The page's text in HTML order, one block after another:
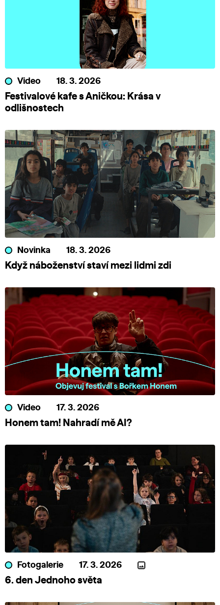
Video 18. 3. 2026
Festivalové kafe s Aničkou: Krása v
odlišnostech
Novinka 18. 3. 2026
Když náboženství staví mezi lidmi zdi
Video 17. 3. 2026
Honem tam! Nahradí mě AI?
Fotogalerie 17. 3. 2026
6. den Jednoho světa